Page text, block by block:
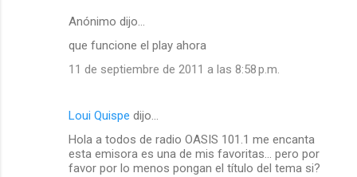
Anónimo dijo…
que funcione el play ahora
11 de septiembre de 2011 a las 8:58 p.m.
Loui Quispe dijo…
Hola a todos de radio OASIS 101.1 me encanta
esta emisora es una de mis favoritas... pero por
favor por lo menos pongan el título del tema si?